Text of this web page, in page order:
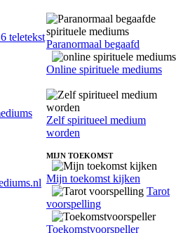
teletekst
Paranormaal begaafd
Online spirituele mediums
Zelf spiritueel medium
worden
MIJN TOEKOMST
Mijn toekomst kijken
Tarot
voorspelling
Toekomstvoorspeller